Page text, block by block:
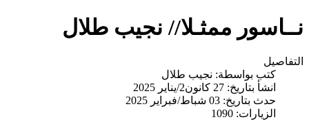
نــاسور ممثـلا// نجيب طلال
التفاصيل
كتب بواسطة: نجيب طلال
انشأ بتاريخ: 27 كانون2/يناير 2025
حدث بتاريخ: 03 شباط/فبراير 2025
الزيارات: 1090